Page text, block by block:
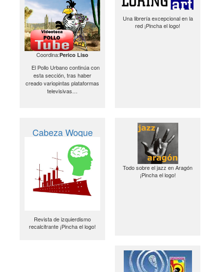
Coordina:Perico Liso
El Pollo Urbano continúa con
esta sección, tras haber
creado variopintas plataformas
televisivas…
Una librería excepcional en la
red ¡Pincha el logo!
Cabeza Woque
Revista de izquierdismo
recalcitrante ¡Pincha el logo!
Todo sobre el jazz en Aragón
¡Pincha el logo!